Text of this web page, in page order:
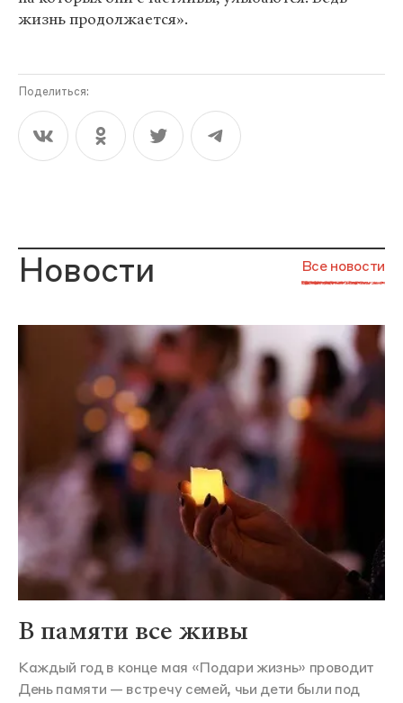
жизнь продолжается».
Поделиться:
Новости Все новости
В памяти все живы
Каждый год в конце мая «Подари жизнь» проводит
День памяти — встречу семей, чьи дети были под